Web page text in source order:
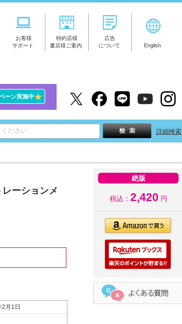
お客様
サポート
特約店様
書店様ご案内
広告
について
English
ーン実施中★
詳細検索
ーションメ
月1日
絶版
税込： 2,420 円